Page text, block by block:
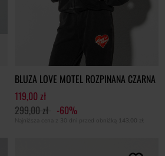
BLUZA LOVE MOTEL ROZPINANA CZARNA
119,00 zł
299,00 zł -60%
Najniższa cena z 30 dni przed obniżką 143,00 zł